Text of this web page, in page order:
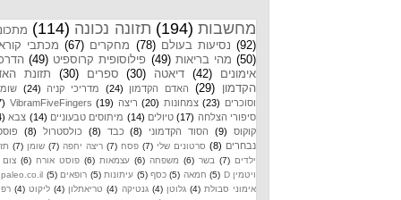
(194) תזונה נכונה (114) מתכונים
נסיעות בעולם (78) מחקרים (67) מכתבי קוראים
מהי בריאות (49) פילוסופית קרוספיט (49) הדרכות
דיאטה (30) ספרים (30)
תזונת האדם
האדם הקדמון (24) מדריכי קניה (24)
שומנים
צמחונות (20) ריצה (19)
VibramFiveFingers
(17)
(17) טיולים (14) מיתוסים טבעוניים (14) צבא (14)
הסוד הקדמוני (8) כבד (8) כולסטרול (8)
פוסטים
סרטונים שלי (7) פסח (7) ריצה יחפה (7) שומן (7)
תזונת
(6) משפחה (6) עצמאות (6) פוסט אורח (6) צום (6)
חמאה (5) כסף (5) עיתונות (5) רופאים (5)
paleo.co.il
(4)
גלוטן (4) גנטיקה (4) טריאתלון (4) ליקוט (4) רפואה